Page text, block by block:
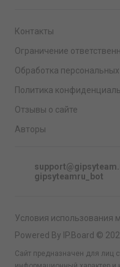
Условия использования
Powered By IP.Board ©
Сайт предназначен для лиц
Контакты
Ограничение
Обработка
Политика
Отзывы о сайте
Авторы
gipsyteamru_bot